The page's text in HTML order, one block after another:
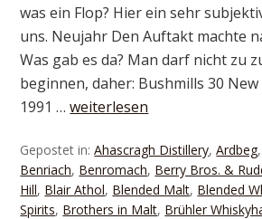
was ein Flop? Hier ein sehr
uns. Neujahr Den Auftakt machte
Was gab es da? Man darf nicht zu
beginnen, daher: Bushmills 30
1991 …weiterlesen
Gepostet in:Ahascragh Distillery,Ardbeg,
Benriach, Benromach, Berry Bros. &
Hill, Blair Athol, Blended Malt, Blended
Spirits, Brothers in Malt, Brühler